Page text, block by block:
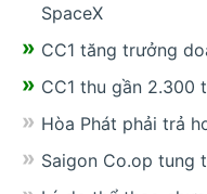
SpaceX
CC1 tăng trưởng
CC1 thu gần
Hòa Phát phải trả
Saigon Co.op tung